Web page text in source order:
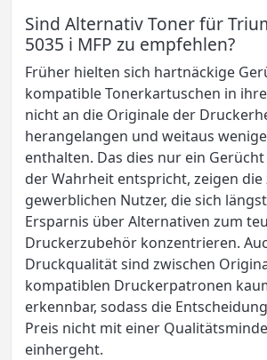
Sind Alternativ Toner für
5035 i MFP zu empfehlen?
Früher hielten sich hartnäckige
kompatible Tonerkartuschen in
nicht an die Originale der
herangelangen und weitaus
enthalten. Das dies nur ein
der Wahrheit entspricht, zeigen die
gewerblichen Nutzer, die sich
Ersparnis über Alternativen zum
Druckerzubehör konzentrieren.
Druckqualität sind zwischen
kompatiblen Druckerpatronen
erkennbar, sodass die
Preis nicht mit einer
einhergeht.